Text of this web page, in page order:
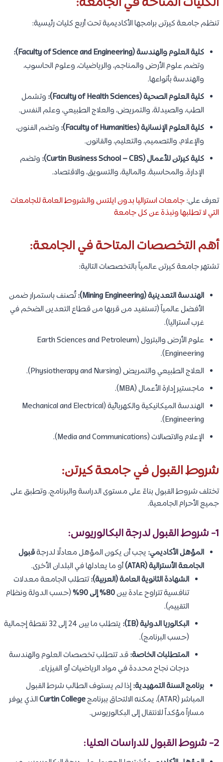
تنظم جامعة كيرتن برامجها الأكاديمية تحت أربع كليات رئيسية:
كلية العلوم والهندسة (Faculty of Science and Engineering):
وتضم علوم الأرض والمناجم، والرياضيات، وعلوم الحاسوب،
والهندسة بأنواعها.
كلية العلوم الصحية (Faculty of Health Sciences):
وتشمل
الطب، والصيدلة، والتمريض، والعلاج الطبيعي، وعلم النفس.
كلية العلوم الإنسانية (Faculty of Humanities):
وتضم الفنون،
والإعلام، والتصميم، والتعليم، والقانون.
كلية كيرتن للأعمال (Curtin Business School – CBS):
وتضم
الإدارة، والمحاسبة، والمالية، والتسويق، والاقتصاد.
تعرف على:جامعات استراليا بدون ايلتس والشروط العامة للجامعات
التي لا تطلبها ونبذة عن كل جامعة
أهم التخصصات المتاحة في الجامعة:
تشتهر جامعة كيرتن عالمياً بالتخصصات التالية:
الهندسة التعدينية (Mining Engineering):
تُصنف باستمرار ضمن
الأفضل عالمياً (تستفيد من قربها من قطاع التعدين الضخم في
غرب أستراليا).
علوم الأرض والبترول (Earth Sciences and Petroleum
Engineering).
العلاج الطبيعي والتمريض (Physiotherapy and Nursing).
ماجستير إدارة الأعمال (MBA).
الهندسة الميكانيكية والكهربائية (Mechanical and Electrical
Engineering).
الإعلام والاتصالات (Media and Communications).
شروط القبول في جامعة كيرتن:
تختلف شروط القبول بناءً على مستوى الدراسة والبرنامج، وتطبق على
جميع الأحرام الجامعية.
1- شروط القبول لدرجة البكالوريوس:
المؤهل الأكاديمي: يجب أن يكون المؤهل معادلًا لدرجةقبول
الجامعة الأسترالية (ATAR)
أو ما يعادلها في البلدان الأخرى.
الشهادة الثانوية العامة (العربية):تتطلب الجامعة معدلات
تنافسية تتراوح عادة بين80% إلى 90%
(حسب الدولة ونظام
التقييم).
البكالوريا الدولية (IB):
يتطلب ما بين 24 إلى 32 نقطة إجمالية
(حسب البرنامج).
المتطلبات الخاصة:قد تتطلب تخصصات العلوم والهندسة
درجات نجاح محددة في مواد الرياضيات أو الفيزياء.
برنامج السنة التمهيدية:إذا لم يستوف الطالب شرط القبول
المباشر (ATAR)، يمكنه الالتحاق ببرنامج
Curtin Collegeالذي يوفر
مساراً مؤكداً للانتقال إلى البكالوريوس.
2- شروط القبول للدراسات العليا: